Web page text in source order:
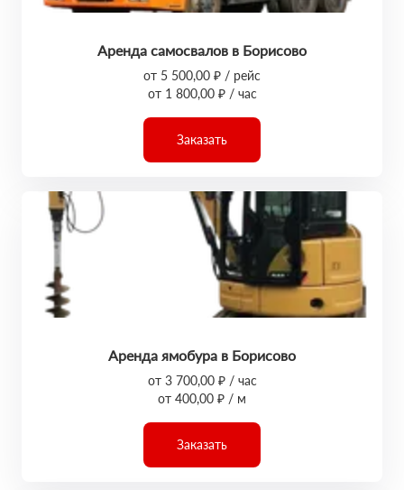
Аренда самосвалов в Борисово
от 5 500,00 ₽ / рейс
от 1 800,00 ₽ / час
Заказать
Аренда ямобура в Борисово
от 3 700,00 ₽ / час
от 400,00 ₽ / м
Заказать